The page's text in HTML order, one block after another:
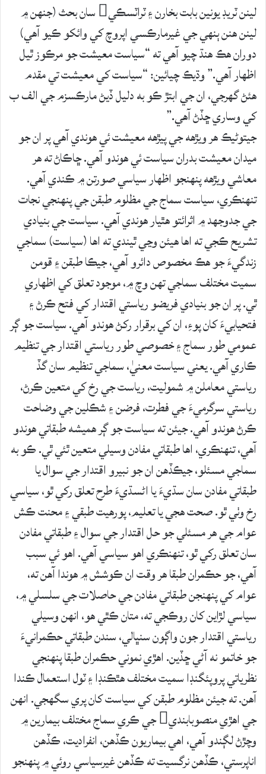
لينن ٽريڊ يونين بابت بخارن ۽ ٽراٽسڪي سان بحث (جنهن ۾
لينن هنن ٻنهي جي غيرمارڪسي اپروچ کي وائکو ڪيو آهي)
دوران هڪ هنڌ چيو آهي ته “سياست معيشت جو مرڪوز ٿيل
اظهار آهي.” وڌيڪ چيائين: “سياست کي معيشت تي مقدم
هئڻ گهرجي، ان جي ابتڙ ڪو به دليل ڏيڻ مارڪسزم جي الف ب
کي وساري ڇڏڻ آهي.”
جيتوڻيڪ هر ويڙهه جي پيڙهه معيشت ئي هوندي آهي پر ان جو
ميدان معيشت بدران سياست ئي هوندو آهي. ڇاڪاڻ ته هر
معاشي ويڙهه پنهنجو اظهار سياسي صورتن ۾ ڪندي آهي.
تنهنڪري، سياست سماج جي مظلوم طبقن جي پنهنجي نجات
جي جدوجهد ۾ اثرائتو هٿيار هوندي آهي. سياست جي بنيادي
تشريح ڪجي ته اها هيئن وڃي ٿيندي ته اها (سياست) سماجي
زندگيءَ جو هڪ مخصوص دائرو آهي، جيڪا طبقن ۽ قومن
سميت مختلف سماجي تهن وچ ۾، موجود تعلق کي اظهاري
ٿي. پر ان جو بنيادي فريضو رياستي اقتدار کي فتح ڪرڻ ۽
فتحيابيءَ کان پوءِ، ان کي برقرار رکڻ هوندو آهي. سياست جو ڳر
عمومي طور سماج ۽ خصوصي طور رياستي اقتدار جي تنظيم
ڪاري آهي. يعني سياست معنيٰ، سماجي تنظيم سان گڏ
رياستي معاملن ۾ شموليت، رياست جي رخ کي متعين ڪرڻ،
رياستي سرگرميءَ جي فطرت، فرضن ۽ شڪلين جي وضاحت
ڪرڻ هوندو آهي. جيئن ته سياست جو ڳر هميشه طبقاتي هوندو
آهي، تنهنڪري، اها طبقاتي مفادن وسيلي متعين ٿئي ٿي. ڪو به
سماجي مسئلو، جيڪڏهن ان جو نبيرو اقتدار جي سوال يا
طبقاتي مفادن سان سڌيءَ يا اڻسڌيءَ طرح تعلق رکي ٿو، سياسي
رخ وٺي ٿو. صحت هجي يا تعليم، پورهيت طبقي ۽ محنت ڪش
عوام جي هر مسئلي جو حل اقتدار جي سوال ۽ طبقاتي مفادن
سان تعلق رکي ٿو، تنهنڪري اهو سياسي آهي. اهو ئي سبب
آهي، جو حڪمران طبقا هر وقت ان ڪوشش ۾ هوندا آهن ته،
عوام کي پنهنجن طبقاتي مفادن جي حاصلات جي سلسلي ۾،
سياسي لڙاين کان روڪجي ته، متان ڪٿي هو، انهن وسيلي
رياستي اقتدار جون واڳون سنڀالي، سندن طبقاتي حڪمرانيءَ
جو خاتمو نه آڻي ڇڏين. اهڙي نموني حڪمران طبقا پنهنجي
نظرياتي پروپئگنڊا سميت مختلف هٿڪنڊا ۽ ٽول استعمال ڪندا
آهن. ته جيئن مظلوم طبقن کي سياست کان پري سگهجي. انهن
جي اهڙي منصوبابندي جي ڪري سماج مختلف بيمارين ۾
وچڙڻ لڳندو آهي، اهي بيماريون ڪڏهن، انفراديت، ڪڏهن
اناپرستي، ڪڏهن نرگسيت ته ڪڏهن غيرسياسي روئي ۾ پنهنجو